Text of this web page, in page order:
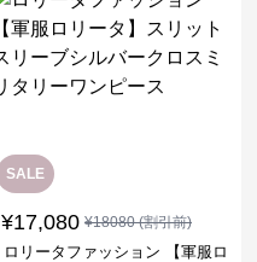
SALE
¥17,080 ¥18080(割引前)
ロリータファッション 【軍服ロ